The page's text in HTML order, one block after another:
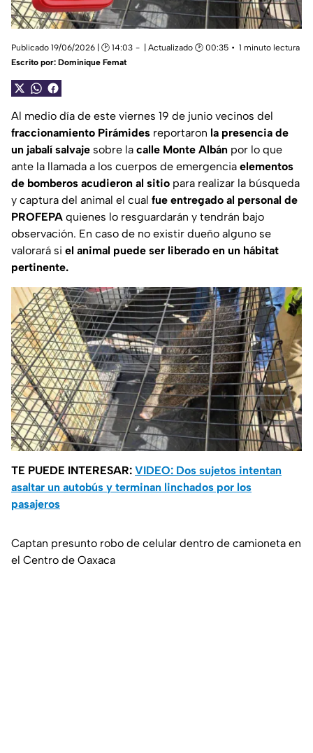
Publicado 19/06/2026 | 🕑 14:03 | Actualizado 🕑 00:35
1 minuto lectura
Escrito por: Dominique Femat
Al medio día de este viernes 19 de junio vecinos del
fraccionamiento Pirámides reportaron la presencia de
un jabalí salvaje sobre la calle Monte Albán por lo que
ante la llamada a los cuerpos de emergencia elementos
de bomberos acudieron al sitio para realizar la búsqueda
y captura del animal el cual fue entregado al personal de
PROFEPA quienes lo resguardarán y tendrán bajo
observación. En caso de no existir dueño alguno se
valorará si el animal puede ser liberado en un hábitat
pertinente.
TE PUEDE INTERESAR: VIDEO: Dos sujetos intentan
asaltar un autobús y terminan linchados por los
pasajeros
Captan presunto robo de celular dentro de camioneta en
el Centro de Oaxaca